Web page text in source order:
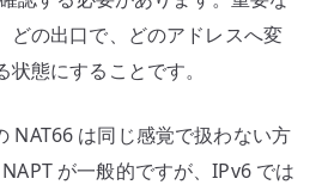
どの出口で、どのアドレスへ変
態にすることです。
NAT66 は同じ感覚で扱わない方
が一般的ですが、IPv6 では